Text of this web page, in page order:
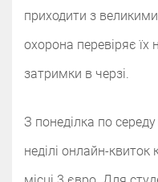
приходити з
охорона перевіряє їх
затримки в черзі.
З понеділка по
неділі онлайн-